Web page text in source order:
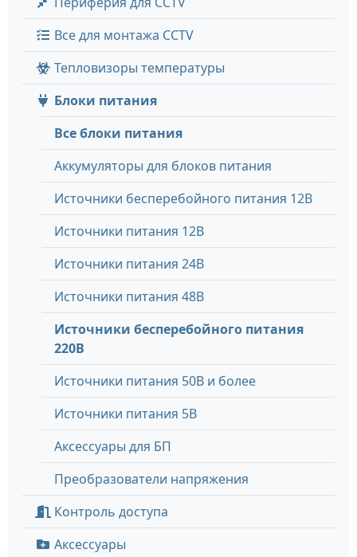
Все для монтажа CCTV
Тепловизоры температуры
Блоки питания
Все блоки питания
Аккумуляторы для блоков питания
Источники бесперебойного питания 12В
Источники питания 12В
Источники питания 24В
Источники питания 48В
Источники бесперебойного питания
220В
Источники питания 50В и более
Источники питания 5В
Аксессуары для БП
Преобразователи напряжения
Контроль доступа
Аксессуары